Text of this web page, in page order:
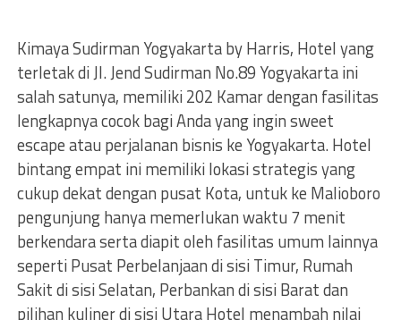
Kimaya Sudirman Yogyakarta by Harris, Hotel yang
terletak di Jl. Jend Sudirman No.89 Yogyakarta ini
salah satunya, memiliki 202 Kamar dengan fasilitas
lengkapnya cocok bagi Anda yang ingin sweet
escape atau perjalanan bisnis ke Yogyakarta. Hotel
bintang empat ini memiliki lokasi strategis yang
cukup dekat dengan pusat Kota, untuk ke Malioboro
pengunjung hanya memerlukan waktu 7 menit
berkendara serta diapit oleh fasilitas umum lainnya
seperti Pusat Perbelanjaan di sisi Timur, Rumah
Sakit di sisi Selatan, Perbankan di sisi Barat dan
pilihan kuliner di sisi Utara Hotel menambah nilai